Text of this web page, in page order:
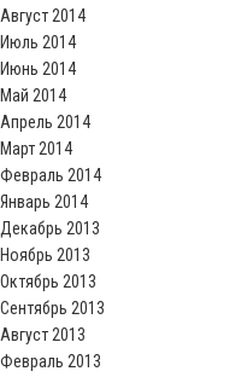
Август 2014
Июль 2014
Июнь 2014
Май 2014
Апрель 2014
Март 2014
Февраль 2014
Январь 2014
Декабрь 2013
Ноябрь 2013
Октябрь 2013
Сентябрь 2013
Август 2013
Февраль 2013